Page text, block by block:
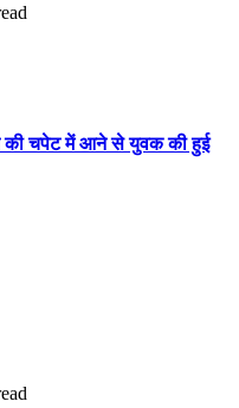
की चपेट में आने से युवक की हुई